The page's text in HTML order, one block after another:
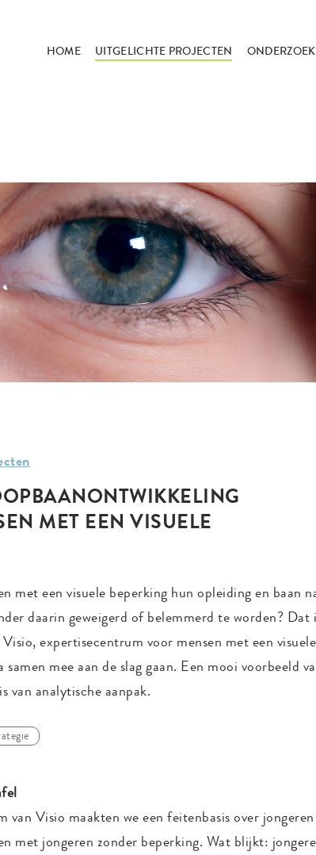
HOME UITGELICHTE PROJECTEN ONDERZOEK
MET EEN VISUELE
met een visuele beperking hun opleiding en baan
daarin geweigerd of belemmerd te worden? Dat
expertisecentrum voor mensen met een visuele
mee aan de slag gaan. Een mooi voorbeeld
van analytische aanpak.
van Visio maakten we een feitenbasis over
met jongeren zonder beperking. Wat blijkt: